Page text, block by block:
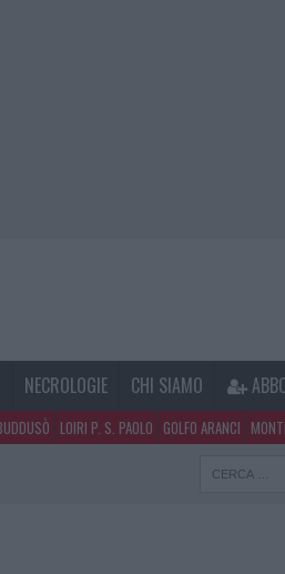
NECROLOGIE CHI SIAMO
LOIRI P. S. PAOLO GOLFO ARANCI MONTI